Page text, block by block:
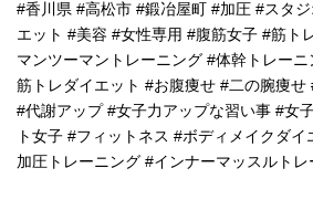
#香川県 #高松市 #鍛冶屋町 #加圧 #スタ
エット #美容 #女性専用 #腹筋女子 #筋ト
マンツーマントレーニング #体幹トレー
筋トレダイエット #お腹痩せ #二の腕痩せ
#代謝アップ #女子力アップな習い事 #女
ト女子 #フィットネス #ボディメイクダ
加圧トレーニング #インナーマッスルトレ